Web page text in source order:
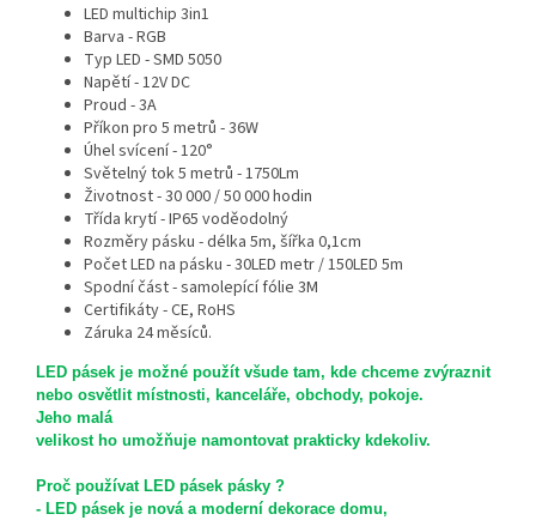
LED multichip 3in1
Barva - RGB
Typ LED - SMD 5050
Napětí - 12V DC
Proud - 3A
Příkon pro 5 metrů - 36W
Úhel svícení - 120°
Světelný tok 5 metrů - 1750Lm
Životnost - 30 000 / 50 000 hodin
Třída krytí - IP65 voděodolný
Rozměry pásku - délka 5m, šířka 0,1cm
Počet LED na pásku - 30LED metr / 150LED 5m
Spodní část - samolepící fólie 3M
Certifikáty - CE, RoHS
Záruka 24 měsíců.
LED pásek je možné použít všude tam, kde chceme zvýraznit
nebo osvětlit místnosti, kanceláře, obchody, pokoje.
Jeho malá
velikost ho umožňuje namontovat prakticky kdekoliv.
Proč používat LED pásek pásky ?
- LED pásek je nová a moderní dekorace domu,